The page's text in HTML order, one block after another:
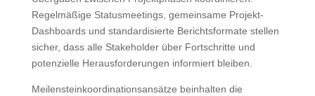
Regelmäßige Statusmeetings, gemeinsame Projekt-
Dashboards und standardisierte Berichtsformate stellen
sicher, dass alle Stakeholder über Fortschritte und
potenzielle Herausforderungen informiert bleiben.
Meilensteinkoordinationsansätze beinhalten die